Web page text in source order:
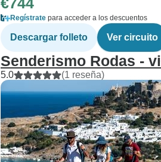
Regístrate para acceder a los descuentos
Descargar folleto Ver circuito
Senderismo Rodas -
5.0 (1 reseña)